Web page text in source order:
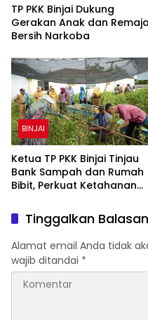
TP PKK Binjai Dukung
Gerakan Anak dan Remaja
Bersih Narkoba
BINJAI
Ketua TP PKK Binjai Tinjau
Bank Sampah dan Rumah
Bibit, Perkuat Ketahanan
Tinggalkan Balasan
Alamat email Anda tidak
wajib ditandai *